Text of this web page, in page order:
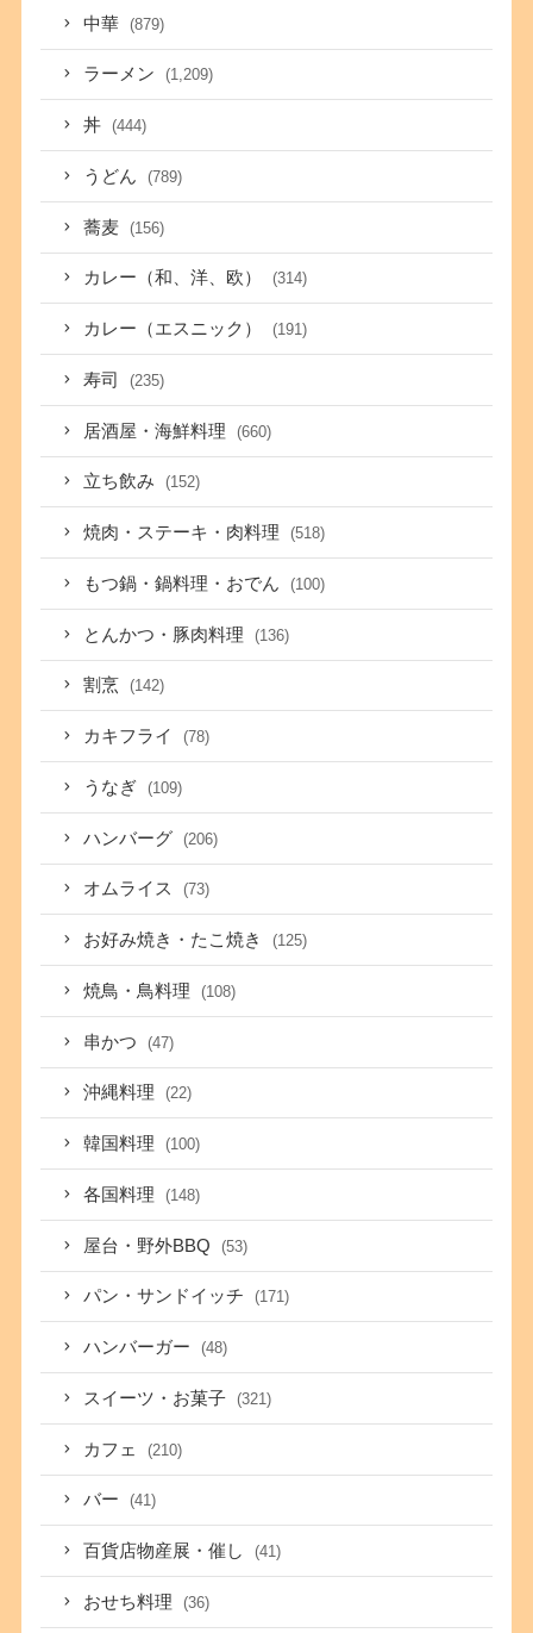
中華 (879)
ラーメン (1,209)
丼 (444)
うどん (789)
蕎麦 (156)
カレー（和、洋、欧） (314)
カレー（エスニック） (191)
寿司 (235)
居酒屋・海鮮料理 (660)
立ち飲み (152)
焼肉・ステーキ・肉料理 (518)
もつ鍋・鍋料理・おでん (100)
とんかつ・豚肉料理 (136)
割烹 (142)
カキフライ (78)
うなぎ (109)
ハンバーグ (206)
オムライス (73)
お好み焼き・たこ焼き (125)
焼鳥・鳥料理 (108)
串かつ (47)
沖縄料理 (22)
韓国料理 (100)
各国料理 (148)
屋台・野外BBQ (53)
パン・サンドイッチ (171)
ハンバーガー (48)
スイーツ・お菓子 (321)
カフェ (210)
バー (41)
百貨店物産展・催し (41)
おせち料理 (36)